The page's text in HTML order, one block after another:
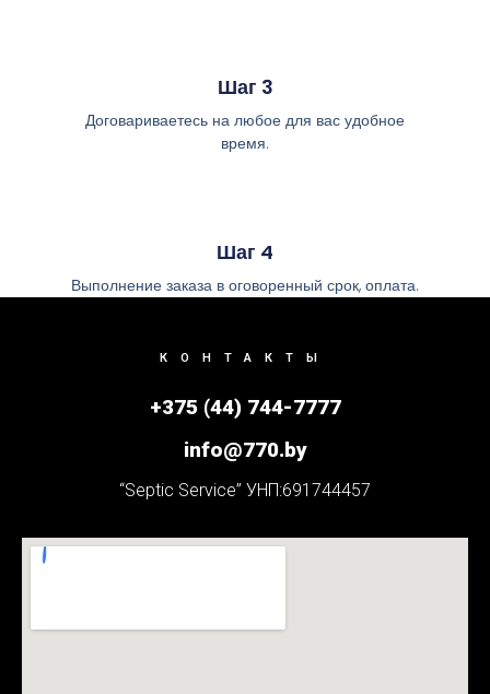
Шаг 3
Договариваетесь на любое для вас удобное
время.
Шаг 4
Выполнение заказа в оговоренный срок, оплата.
КОНТАКТЫ
+375 (44) 744-7777
info@770.by
“Septic Service” УНП:691744457